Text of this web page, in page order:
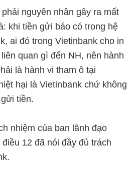
nguyên nhân gây ra mất
khi tiền gửi báo có trong hệ
ai đó trong Vietinbank cho in
quan gì đến NH, nên hành
là hành vi tham ô tại
hại là Vietinbank chứ không
tiền.
nhiệm của ban lãnh đạo
12 đã nói đầy đủ trách